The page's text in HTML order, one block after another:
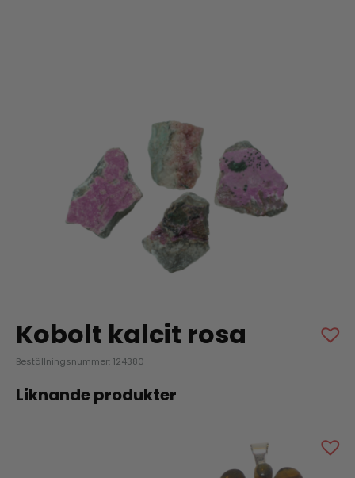
Kobolt kalcit rosa
Beställningsnummer: 124380
Liknande produkter